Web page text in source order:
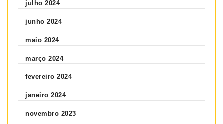
julho 2024
junho 2024
maio 2024
março 2024
fevereiro 2024
janeiro 2024
novembro 2023